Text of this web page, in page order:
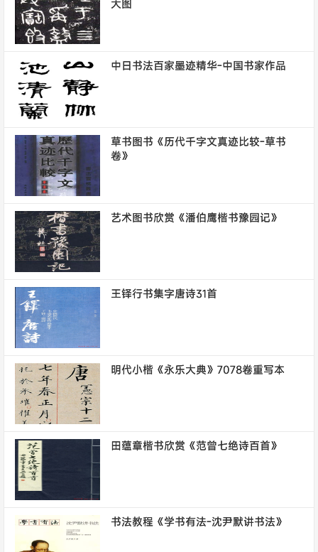
大图
中日书法百家墨迹精华-中国书家作品
草书图书《历代千字文真迹比较-草书
卷》
艺术图书欣赏《潘伯鹰楷书豫园记》
王铎行书集字唐诗31首
明代小楷《永乐大典》7078卷重写本
田蕴章楷书欣赏《范曾七绝诗百首》
书法教程《学书有法-沈尹默讲书法》